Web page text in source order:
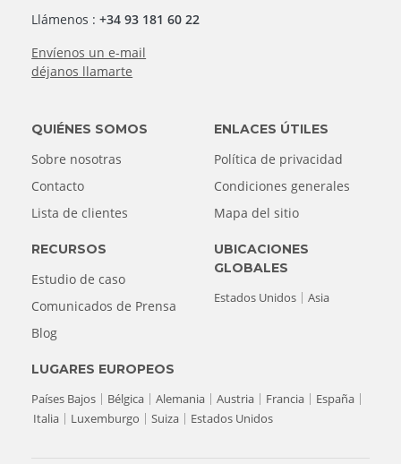
Llámenos :+34 93 181 60 22
Envíenos un e-mail
déjanos llamarte
QUIÉNES SOMOS
Sobre nosotras
Contacto
Lista de clientes
ENLACES ÚTILES
Política de privacidad
Condiciones generales
Mapa del sitio
RECURSOS
Estudio de caso
Comunicados de Prensa
Blog
LUGARES EUROPEOS
Países Bajos
Bélgica Alemania Austria Francia
España
Italia
Luxemburgo Suiza Estados Unidos
UBICACIONES
GLOBALES
Estados Unidos
Asia